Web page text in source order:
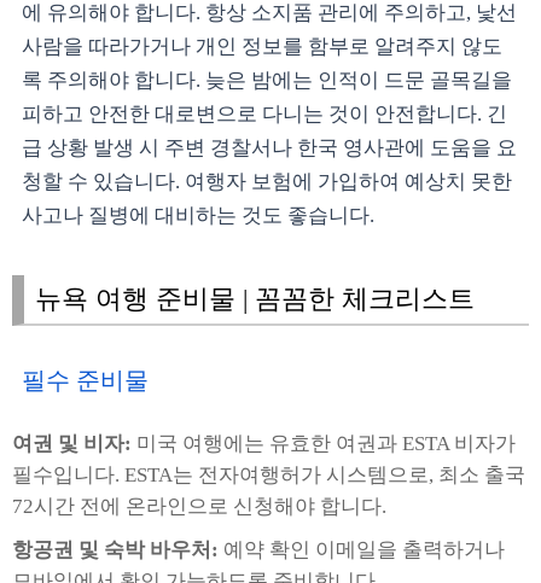
에 유의해야 합니다. 항상 소지품 관리에 주의하고, 낯선
사람을 따라가거나 개인 정보를 함부로 알려주지 않도
록 주의해야 합니다. 늦은 밤에는 인적이 드문 골목길을
피하고 안전한 대로변으로 다니는 것이 안전합니다. 긴
급 상황 발생 시 주변 경찰서나 한국 영사관에 도움을 요
청할 수 있습니다. 여행자 보험에 가입하여 예상치 못한
사고나 질병에 대비하는 것도 좋습니다.
뉴욕 여행 준비물 | 꼼꼼한 체크리스트
필수 준비물
여권 및 비자: 미국 여행에는 유효한 여권과 ESTA 비자가
필수입니다. ESTA는 전자여행허가 시스템으로, 최소 출국
72시간 전에 온라인으로 신청해야 합니다.
항공권 및 숙박 바우처: 예약 확인 이메일을 출력하거나